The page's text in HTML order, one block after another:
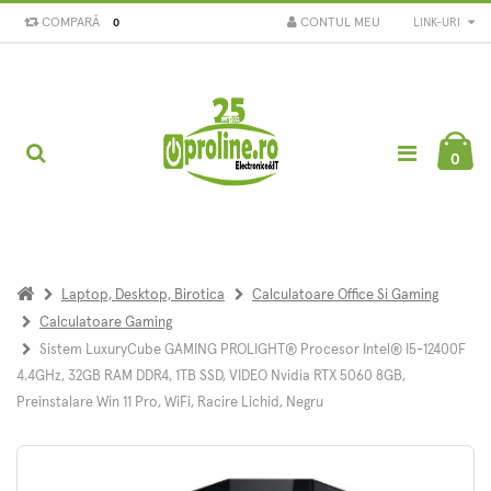
COMPARĂ 0 LINK-URI
CONTUL MEU
0
Laptop, Desktop, Birotica
Calculatoare Office Si Gaming
Calculatoare Gaming
Sistem LuxuryCube GAMING PROLIGHT® Procesor Intel® I5-12400F
4.4GHz, 32GB RAM DDR4, 1TB SSD, VIDEO Nvidia RTX 5060 8GB,
Preinstalare Win 11 Pro, WiFi, Racire Lichid, Negru